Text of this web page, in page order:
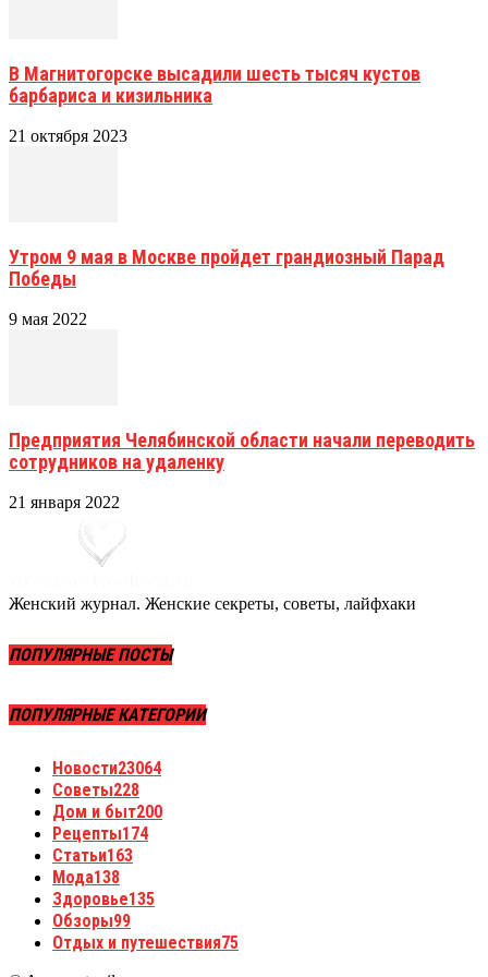
В Магнитогорске высадили шесть тысяч кустов
барбариса и кизильника
21 октября 2023
Утром 9 мая в Москве пройдет грандиозный Парад
Победы
9 мая 2022
Предприятия Челябинской области начали переводить
сотрудников на удаленку
21 января 2022
Женский журнал. Женские секреты, советы, лайфхаки
ПОПУЛЯРНЫЕ ПОСТЫ
ПОПУЛЯРНЫЕ КАТЕГОРИИ
Новости23064
Советы228
Дом и быт200
Рецепты174
Статьи163
Мода138
Здоровье135
Обзоры99
Отдых и путешествия75